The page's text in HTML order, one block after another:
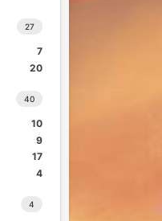
27
7
20
40
10
9
17
4
4